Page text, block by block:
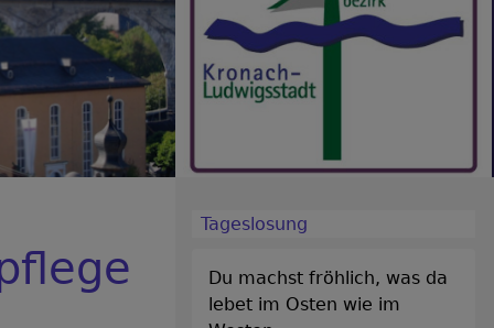
Tageslosung
Du machst fröhlich, was da
lebet im Osten wie im